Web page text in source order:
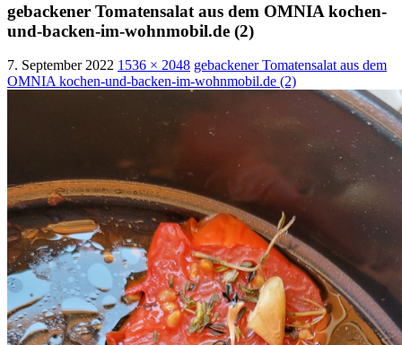
gebackener Tomatensalat aus dem OMNIA kochen-
und-backen-im-wohnmobil.de (2)
7. September 2022 1536 × 2048 gebackener Tomatensalat aus dem
OMNIA kochen-und-backen-im-wohnmobil.de (2)